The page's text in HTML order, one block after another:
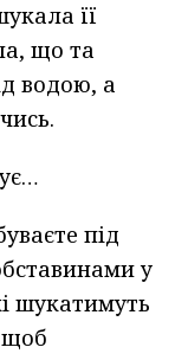
її
що та
водою, а
під
у
шукатимуть
щоб